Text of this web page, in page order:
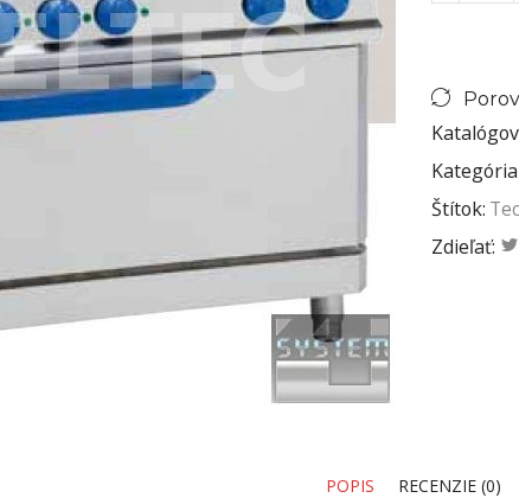
Kategória
Štítok:
Zdieľať:
POPIS RECENZIE (0)